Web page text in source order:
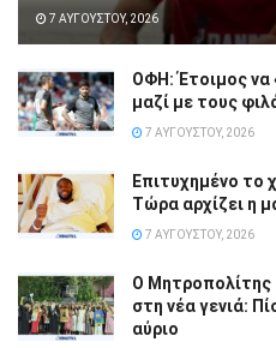
7 ΑΥΓΟΎΣΤΟΥ, 2026
ΟΦΗ: Έτοιμος να
μαζί με τους
7 ΑΥΓΟΎΣΤΟΥ, 2026
Επιτυχημένο το
Τώρα αρχίζει η
7 ΑΥΓΟΎΣΤΟΥ, 2026
Ο Μητροπολίτης
στη νέα γενιά:
αύριο